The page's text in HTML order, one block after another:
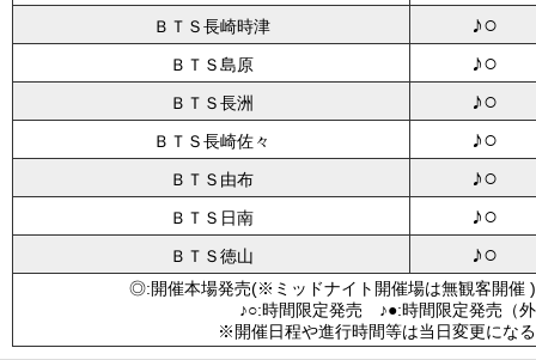
ＢＴＳ長崎時津 ♪○
ＢＴＳ島原 ♪○
ＢＴＳ長洲 ♪○
ＢＴＳ長崎佐々 ♪○
ＢＴＳ由布 ♪○
ＢＴＳ日南 ♪○
ＢＴＳ徳山 ♪○
◎:開催本場発売(※ミッドナイト開催場は無観客
♪○:時間限定発売 ♪●:時間限定発売
※開催日程や進行時間等は当日変更にな